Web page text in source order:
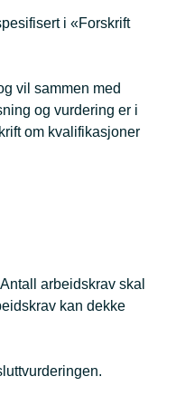
i «Forskrift
vil sammen med
og vurdering er i
om kvalifikasjoner
arbeidskrav skal
kan dekke